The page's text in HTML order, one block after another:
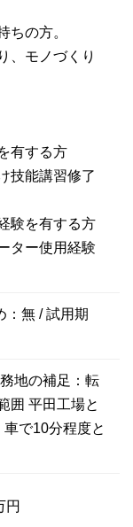
ちの方。
、モノづくり
有する方
技能講習修了
験を有する方
ター使用経験
：無 / 試用期
地の補足：転
囲 平田工場と
で10分程度と
円